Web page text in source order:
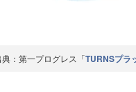
典：第一プログレス「TURNSプラ